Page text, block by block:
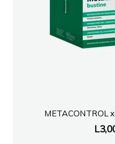
METACONTROL
L